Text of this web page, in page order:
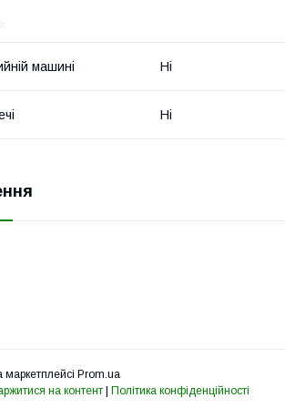
машині Ні
Ні
Prom.ua
на контент Політика конфіденційності